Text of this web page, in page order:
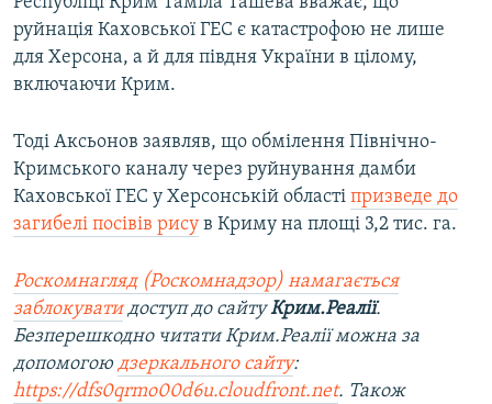
руйнація Каховської ГЕС є катастрофою не лише
для Херсона, а й для півдня України в цілому,
включаючи Крим.
Тоді Аксьонов заявляв, що обмілення Північно-
Кримського каналу через руйнування дамби
Каховської ГЕС у Херсонській області призведе до
загибелі посівів рису в Криму на площі 3,2 тис. га.
Роскомнагляд (Роскомнадзор) намагається
заблокуватидоступ до сайтуКрим.Реалії.
Безперешкодно читати Крим.Реалії можна за
допомогою дзеркального сайту:
https://dfs0qrmo00d6u.cloudfront.net. Також